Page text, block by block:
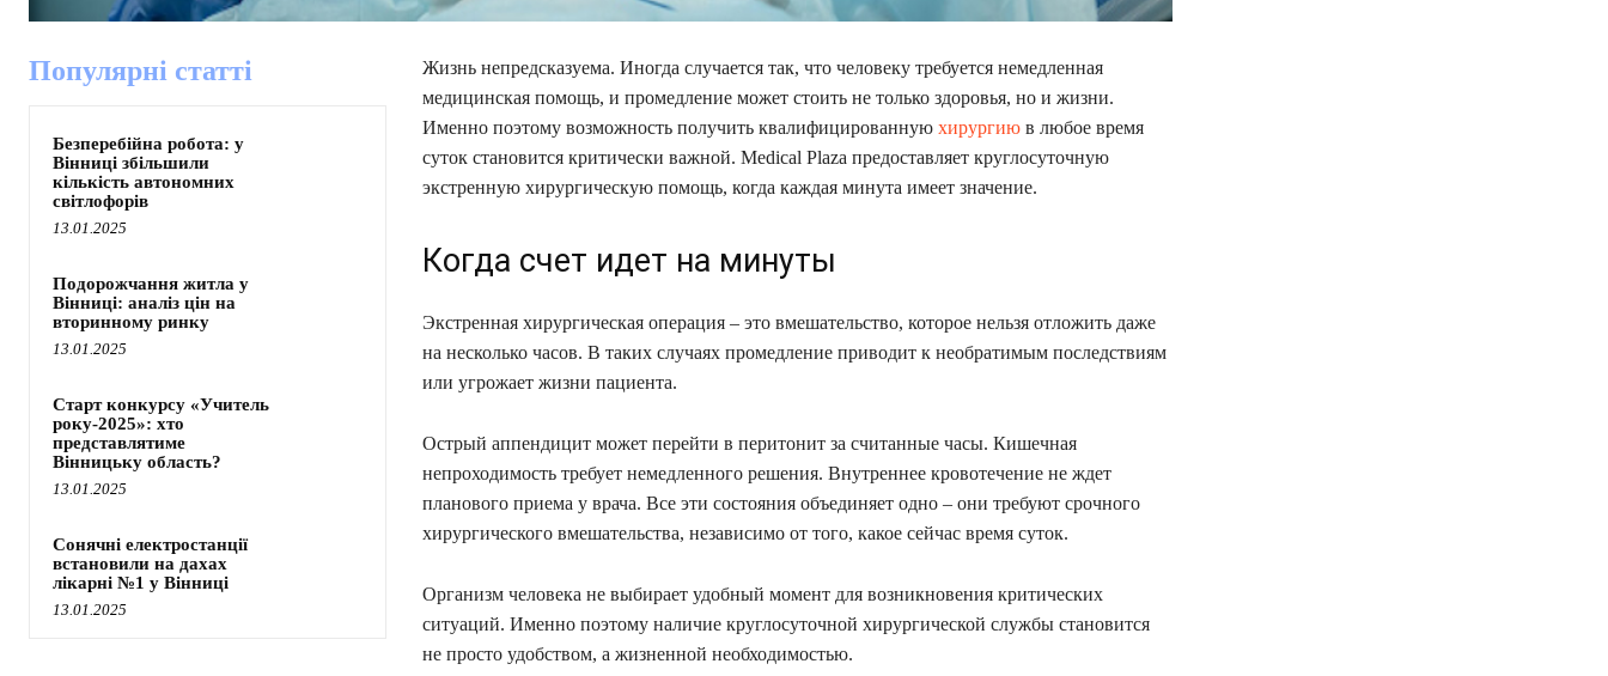
Популярні статті
Безперебійна робота: у
Вінниці збільшили
кількість автономних
світлофорів
13.01.2025
Подорожчання житла у
Вінниці: аналіз цін на
вторинному ринку
13.01.2025
Старт конкурсу «Учитель
року-2025»: хто
представлятиме
Вінницьку область?
13.01.2025
Сонячні електростанції
встановили на дахах
лікарні №1 у Вінниці
13.01.2025
Жизнь непредсказуема. Иногда случается так, что человеку требуется немедленная
медицинская помощь, и промедление может стоить не только здоровья, но и жизни.
Именно поэтому возможность получить квалифицированную хирургиюв любое время
суток становится критически важной. Medical Plaza предоставляет круглосуточную
экстренную хирургическую помощь, когда каждая минута имеет значение.
Когда счет идет на минуты
Экстренная хирургическая операция – это вмешательство, которое нельзя отложить даже
на несколько часов. В таких случаях промедление приводит к необратимым последствиям
или угрожает жизни пациента.
Острый аппендицит может перейти в перитонит за считанные часы. Кишечная
непроходимость требует немедленного решения. Внутреннее кровотечение не ждет
планового приема у врача. Все эти состояния объединяет одно – они требуют срочного
хирургического вмешательства, независимо от того, какое сейчас время суток.
Организм человека не выбирает удобный момент для возникновения критических
ситуаций. Именно поэтому наличие круглосуточной хирургической службы становится
не просто удобством, а жизненной необходимостью.